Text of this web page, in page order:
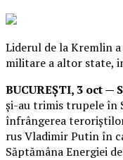
Liderul de la Kremlin
militare a altor state,
BUCUREŞTI, 3 oct —
şi-au trimis trupele în
înfrângerea
rus Vladimir Putin în
Săptămâna Energiei